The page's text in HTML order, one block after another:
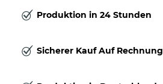
Produktion in 24 Stunden
Sicherer Kauf Auf Rechnung